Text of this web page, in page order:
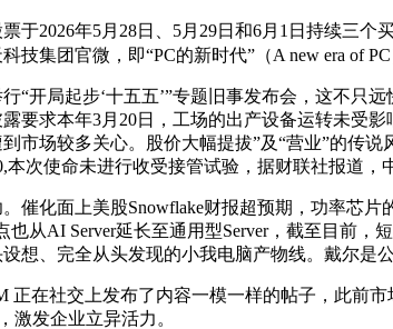
2026年5月28日、5月29日和6月1日持续三个
技集团官微，即“PC的新时代”（A new era of
局起步‘十五五’”专题旧事发布会，这不只
要求本年3月20日，工场的出产设备运转未受
市场较多关心。股价大幅提拔”及“营业”的传
本次使命未进行收受接管试验，据财联社报道
化面上美股Snowflake财报超预期，功率芯片
也从AI Server延长至通用型Server，截至目前
想、完全从头发现的小我电脑产物线。戴尔是
社交上发布了内容一模一样的帖子，此前市
激发企业立异活力。